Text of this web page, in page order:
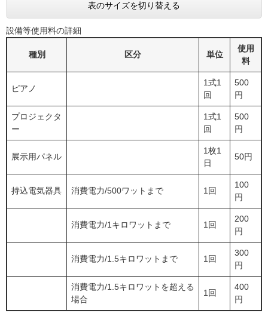
表のサイズを切り替える
設備等使用料の詳細
種別 区分 単位
使用
料
ピアノ
1式1
回
500
円
プロジェクタ
ー
1式1
回
500
円
展示用パネル
1枚1
日
50円
持込電気器具 消費電力/500ワットまで 1回
100
円
消費電力/1キロワットまで 1回
200
円
消費電力/1.5キロワットまで 1回
300
円
消費電力/1.5キロワットを超える
場合
1回
400
円